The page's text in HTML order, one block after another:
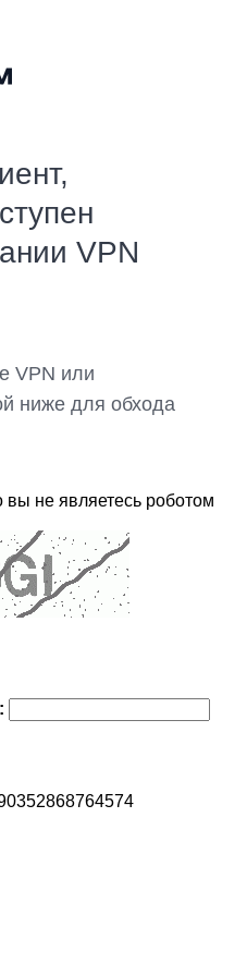
VPN
VPN или
ниже для обхода
вы не являетесь роботом